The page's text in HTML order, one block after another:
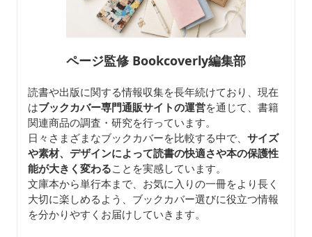
ページ監修 Bookcoverly編集部
読書や出版に関する情報収集を長年続けており、現在
はブックカバー専門通販サイトの運営を通じて、書籍
関連商品の調査・研究を行っています。
日々さまざまなブックカバーを比較する中で、 サイズ
や素材、デザインによって読書の快適さや本の保護性
能が大きく変わることを実感しています。
文庫本から単行本まで、お気に入りの一冊をより長く
大切に楽しめるよう、ブックカバー選びに役立つ情報
を分かりやすくお届けしていきます。